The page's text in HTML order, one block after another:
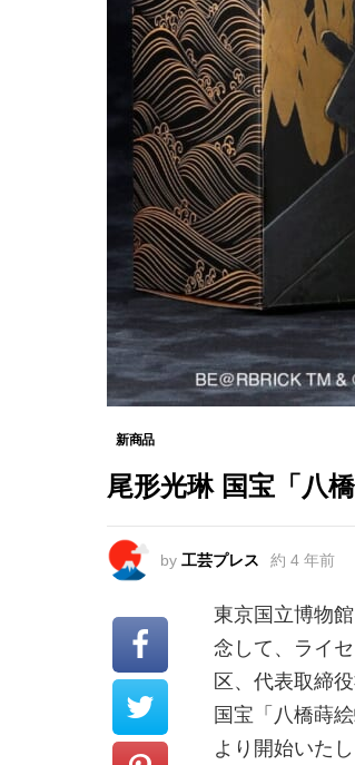
新商品
尾形光琳 国宝「八
by 工芸プレス 約 4 年前
東京国立博物
念して、ライ
区、代表取締
国宝「八橋蒔
より開始いたし